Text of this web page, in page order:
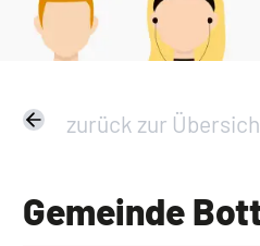
zurück zur
Gemeinde